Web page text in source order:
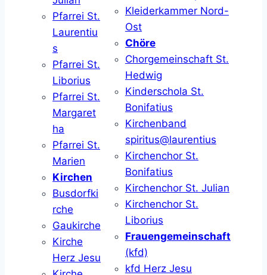
Pfarrei St.
Laurentiu
s
Pfarrei St.
Liborius
Pfarrei St.
Margaret
ha
Pfarrei St.
Marien
Kirchen
Busdorfki
rche
Gaukirche
Kirche
Herz Jesu
Kleiderkammer Nord-
Ost
Chöre
Chorgemeinschaft St.
Hedwig
Kinderschola St.
Bonifatius
Kirchenband
spiritus@laurentius
Kirchenchor St.
Bonifatius
Kirchenchor St. Julian
Kirchenchor St.
Liborius
Frauengemeinschaft
(kfd)
kfd Herz Jesu